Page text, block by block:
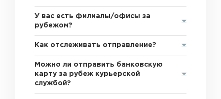
У вас есть филиалы/офисы за
рубежом?
Как отслеживать отправление?
Можно ли отправить банковскую
карту за рубеж курьерской
службой?